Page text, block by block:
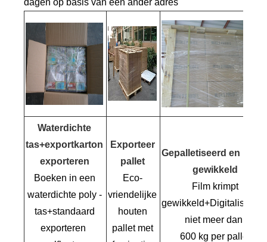
Waterdichte
tas+exportkarton
exporteren
Boeken in een
waterdichte poly -
tas+standaard
exporteren
Exporteer
pallet
Eco-
vriendelijke
houten
pallet met
Gepalletiseerd en
gewikkeld
Film krimpt
niet meer dan
600 kg per pallet